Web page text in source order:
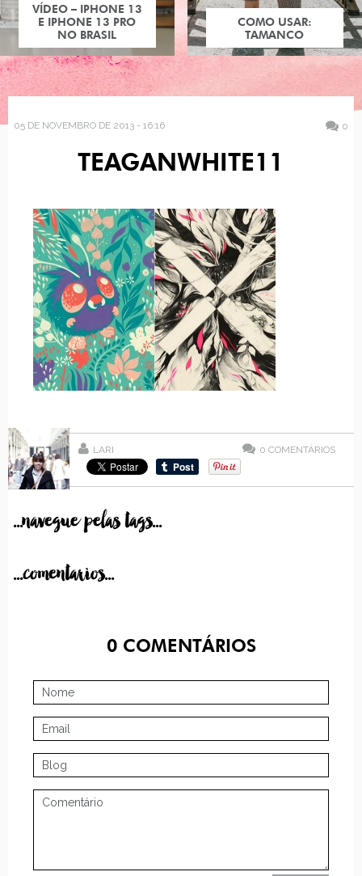
VÍDEO – IPHONE 13
E IPHONE 13 PRO
NO BRASIL
COMO USAR:
TAMANCO
05 DE NOVEMBRO DE 2013 - 16:16 0
TEAGANWHITE11
LARI 0 COMENTÁRIOS
...navegue pelas tags...
...comentarios...
0COMENTÁRIOS